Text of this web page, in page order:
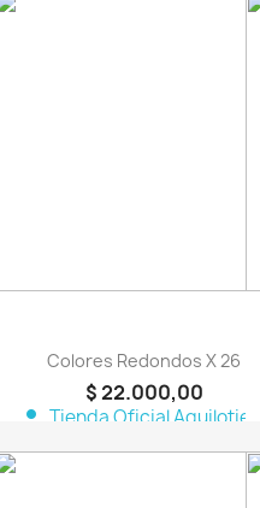
Colores Redondos X 26
$ 22.000,00
person Tienda Oficial Aquilotiene